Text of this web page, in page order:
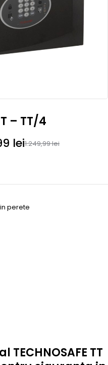
– TT/4
1.249,99lei
lei
perete
TT